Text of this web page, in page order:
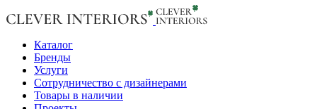
Каталог
Бренды
Услуги
Сотрудничество с дизайнерами
Товары в наличии